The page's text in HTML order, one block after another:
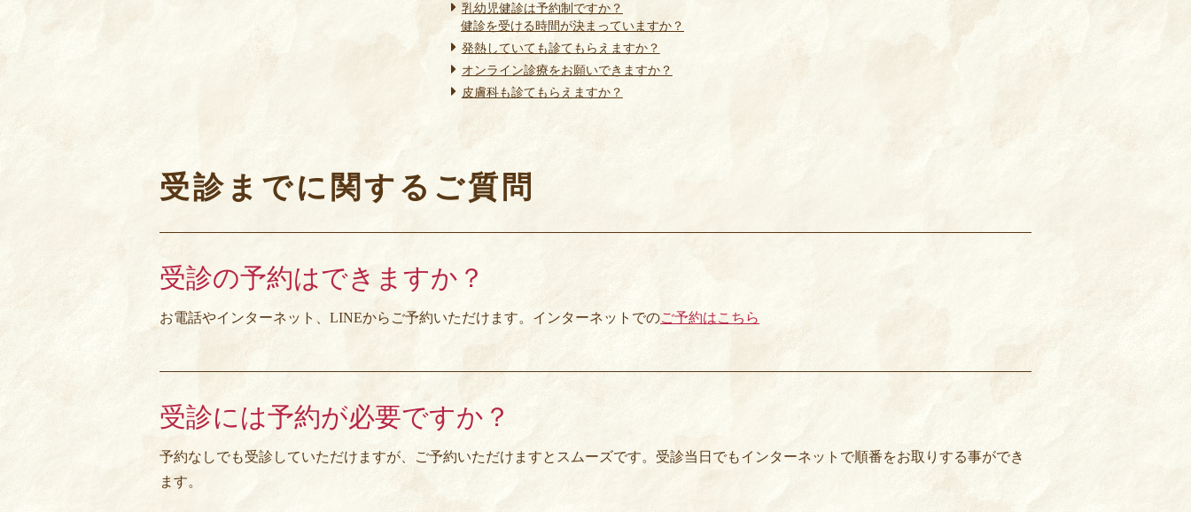
乳幼児健診は予約制ですか？
健診を受ける時間が決まっていますか？
発熱していても診てもらえますか？
オンライン診療をお願いできますか？
皮膚科も診てもらえますか？
受診までに関するご質問
受診の予約はできますか？
お電話やインターネット、LINEからご予約いただけます。インターネットでのご予約はこちら
受診には予約が必要ですか？
予約なしでも受診していただけますが、ご予約いただけますとスムーズです。受診当日でもインターネットで順番をお取りする事ができ
ます。